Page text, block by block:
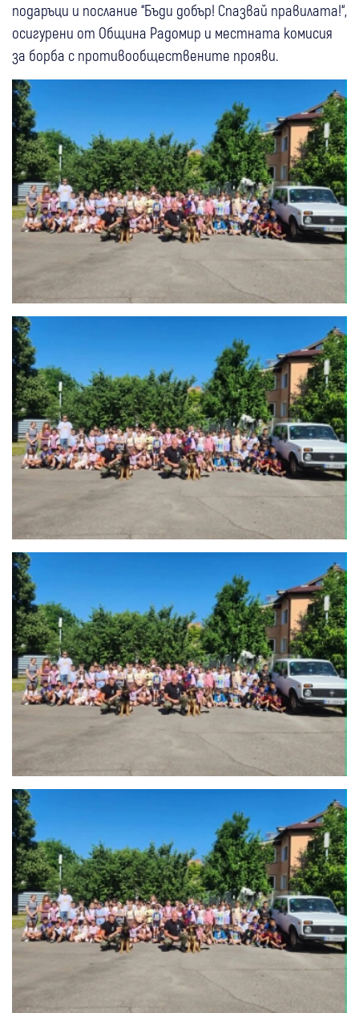
подаръци и послание “Бъди добър! Спазвай правилата!“,
осигурени от Община Радомир и местната комисия
за борба с противообществените прояви.